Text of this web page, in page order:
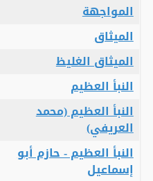
المواجهة
الميثاق
الميثاق الغليظ
النبأ العظيم
النبأ العظيم (محمد
العريفي)
النبأ العظيم - حازم أبو
إسماعيل